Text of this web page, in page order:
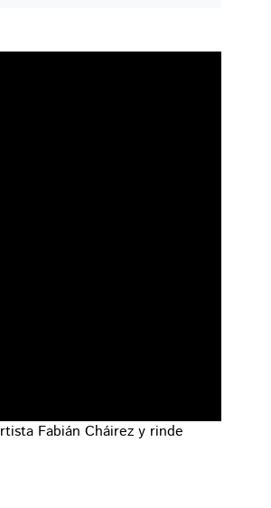
Fabián Cháirez y rinde